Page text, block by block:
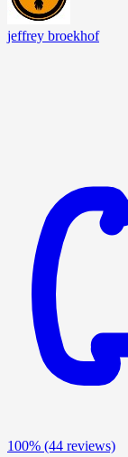
jeffrey broekhof
100% (44 reviews)